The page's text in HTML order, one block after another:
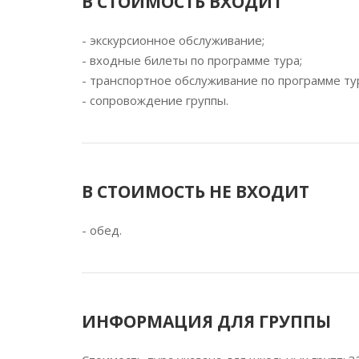
- экскурсионное обслуживание;
- входные билеты по программе тура;
- транспортное обслуживание по программе
- сопровождение группы.
В СТОИМОСТЬ НЕ ВХОДИТ
- обед.
ИНФОРМАЦИЯ ДЛЯ ГРУППЫ